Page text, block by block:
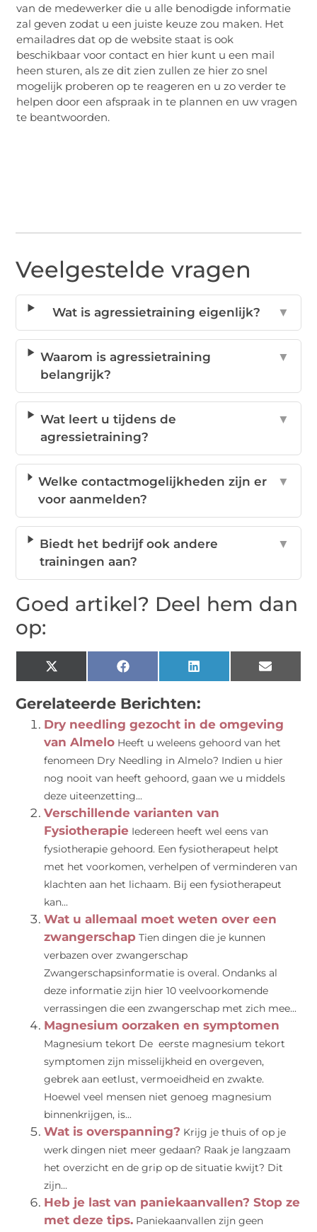
van de medewerker die u alle benodigde informatie
zal geven zodat u een juiste keuze zou maken. Het
emailadres dat op de website staat is ook
beschikbaar voor contact en hier kunt u een mail
heen sturen, als ze dit zien zullen ze hier zo snel
mogelijk proberen op te reageren en u zo verder te
helpen door een afspraak in te plannen en uw vragen
te beantwoorden.
Veelgestelde vragen
Wat is agressietraining eigenlijk? ▼
Waarom is agressietraining
belangrijk?
▼
Wat leert u tijdens de
agressietraining?
▼
Welke contactmogelijkheden zijn er
voor aanmelden?
▼
Biedt het bedrijf ook andere
trainingen aan?
▼
Goed artikel? Deel hem dan
op:
X
(Twitter)
Facebook LinkedIn Email
Gerelateerde Berichten:
Dry needling gezocht in de omgeving
van Almelo Heeft u weleens gehoord van het
fenomeen Dry Needling in Almelo? Indien u hier
nog nooit van heeft gehoord, gaan we u middels
deze uiteenzetting...
Verschillende varianten van
Fysiotherapie Iedereen heeft wel eens van
fysiotherapie gehoord. Een fysiotherapeut helpt
met het voorkomen, verhelpen of verminderen van
klachten aan het lichaam. Bij een fysiotherapeut
kan...
Wat u allemaal moet weten over een
zwangerschap Tien dingen die je kunnen
verbazen over zwangerschap
Zwangerschapsinformatie is overal. Ondanks al
deze informatie zijn hier 10 veelvoorkomende
verrassingen die een zwangerschap met zich mee...
Magnesium oorzaken en symptomen
Magnesium tekort De eerste magnesium tekort
symptomen zijn misselijkheid en overgeven,
gebrek aan eetlust, vermoeidheid en zwakte.
Hoewel veel mensen niet genoeg magnesium
binnenkrijgen, is...
Wat is overspanning? Krijg je thuis of op je
werk dingen niet meer gedaan? Raak je langzaam
het overzicht en de grip op de situatie kwijt? Dit
zijn...
Heb je last van paniekaanvallen? Stop ze
met deze tips. Paniekaanvallen zijn geen